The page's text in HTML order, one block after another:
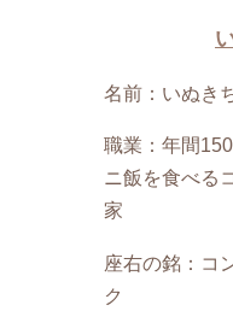
名前：いぬき
職業：年間
ニ飯を食べる
家
座右の銘：コ
ク